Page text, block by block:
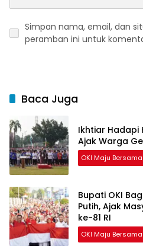
Simpan nama, email, dan
peramban ini untuk
Baca Juga
Ikhtiar Hadapi
Ajak Warga
OKI Maju Bersama
Bupati OKI
Putih, Ajak
ke-81 RI
OKI Maju Bersama